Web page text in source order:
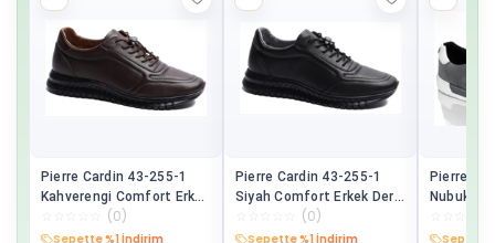
Pierre Cardin 43-255-1
Kahverengi Comfort Erkek
Deri Ayakkabı
(0)
Sepette %1 İndirim
Pierre Cardin 43-255-1
Siyah Comfort Erkek Deri
(0)
Sepette %1 İndirim
Pierre
Nubuk
Sepette